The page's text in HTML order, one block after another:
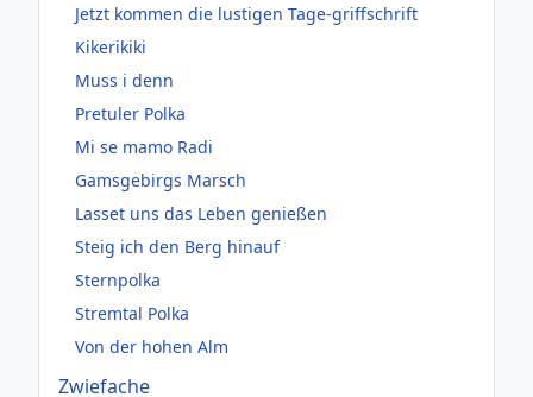
Jetzt kommen die lustigen Tage-griffschrift
Kikerikiki
Muss i denn
Pretuler Polka
Mi se mamo Radi
Gamsgebirgs Marsch
Lasset uns das Leben genießen
Steig ich den Berg hinauf
Sternpolka
Stremtal Polka
Von der hohen Alm
Zwiefache